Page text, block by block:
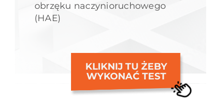
obrzęku naczynioruchowego
(HAE)
KLIKNIJ TU ŻEBY
WYKONAĆ TEST